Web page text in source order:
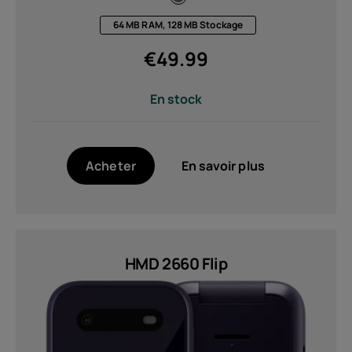
64 MB RAM, 128 MB Stockage
€49.99
En stock
Acheter En savoir plus
HMD 2660 Flip